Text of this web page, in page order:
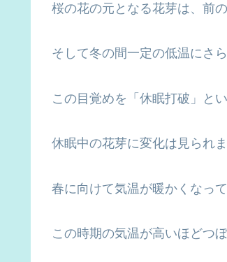
桜の花の元となる花芽は、前
そして冬の間一定の低温にさ
この目覚めを「休眠打破」とい
休眠中の花芽に変化は見られ
春に向けて気温が暖かくなっ
この時期の気温が高いほどつ